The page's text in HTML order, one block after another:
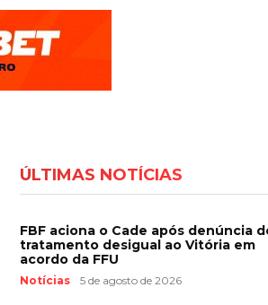
ÚLTIMAS NOTÍCIAS
FBF aciona o Cade após denúncia
tratamento desigual ao Vitória em
acordo da FFU
Notícias 5 de agosto de 2026